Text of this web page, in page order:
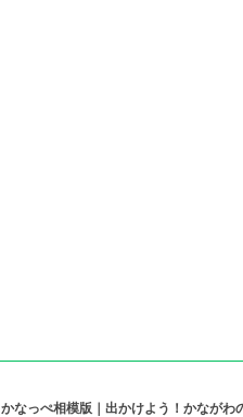
かなっぺ相模版｜出かけよう！かながわ